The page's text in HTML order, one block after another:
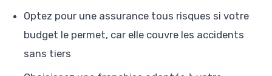
Optez pour une assurance tous risques si votre
budget le permet, car elle couvre les accidents
sans tiers